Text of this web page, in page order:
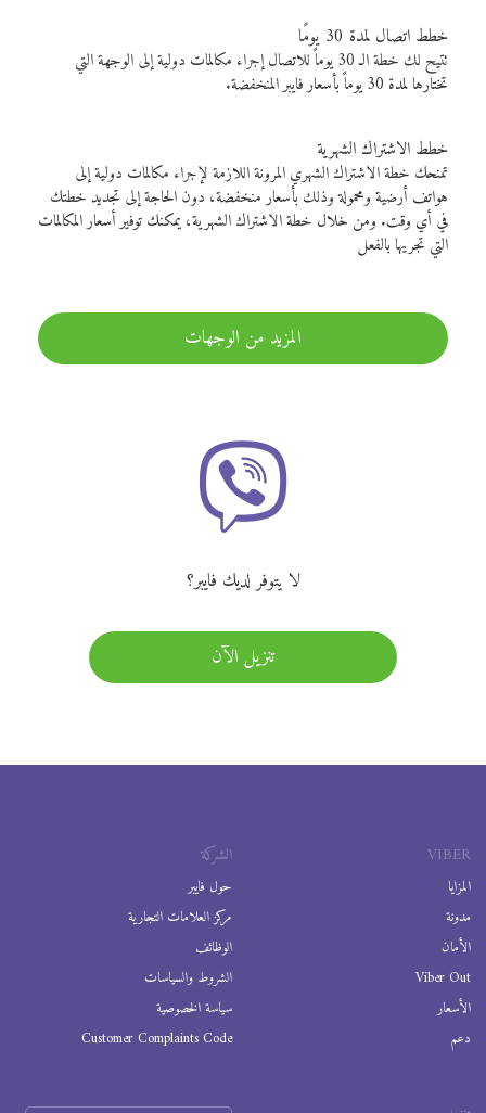
خطط اتصال لمدة 30 يومًا
تتيح لك خطة الـ 30 يوماً للاتصال إجراء مكالمات دولية إلى الوجهة التي
تختارها لمدة 30 يوماً بأسعار فايبر المنخفضة.
خطط الاشتراك الشهرية
تمنحك خطة الاشتراك الشهري المرونة اللازمة لإجراء مكالمات دولية إلى
هواتف أرضية ومحمولة وذلك بأسعار منخفضة، دون الحاجة إلى تجديد خطتك
في أي وقت. ومن خلال خطة الاشتراك الشهرية، يمكنك توفير أسعار المكالمات
التي تجريها بالفعل
المزيد من الوجهات
لا يتوفر لديك فايبر؟
تنزيل الآن
VIBER
المزايا
مدونة
الأمان
Viber Out
الأسعار
دعم
الشركة
حول فايبر
مركز العلامات التجارية
الوظائف
الشروط والسياسات
سياسة الخصوصية
Customer Complaints Code